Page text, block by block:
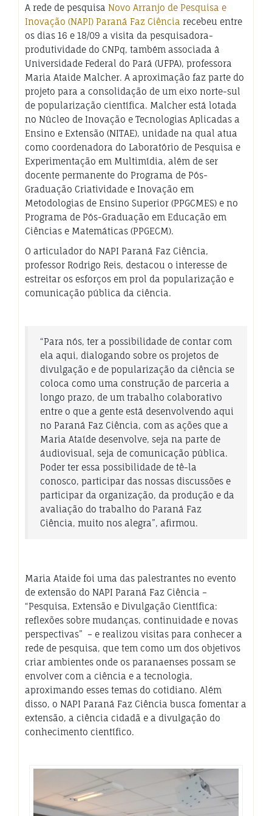
A rede de pesquisa Novo Arranjo de Pesquisa e
Inovação (NAPI) Paraná Faz Ciência recebeu entre
os dias 16 e 18/09 a visita da pesquisadora-
produtividade do CNPq, também associada à
Universidade Federal do Pará (UFPA), professora
Maria Ataide Malcher. A aproximação faz parte do
projeto para a consolidação de um eixo norte-sul
de popularização científica. Malcher está lotada
no Núcleo de Inovação e Tecnologias Aplicadas a
Ensino e Extensão (NITAE), unidade na qual atua
como coordenadora do Laboratório de Pesquisa e
Experimentação em Multimídia, além de ser
docente permanente do Programa de Pós-
Graduação Criatividade e Inovação em
Metodologias de Ensino Superior (PPGCMES) e no
Programa de Pós-Graduação em Educação em
Ciências e Matemáticas (PPGECM).
O articulador do NAPI Paraná Faz Ciência,
professor Rodrigo Reis, destacou o interesse de
estreitar os esforços em prol da popularização e
comunicação pública da ciência.
“Para nós, ter a possibilidade de contar com
ela aqui, dialogando sobre os projetos de
divulgação e de popularização da ciência se
coloca como uma construção de parceria a
longo prazo, de um trabalho colaborativo
entre o que a gente está desenvolvendo aqui
no Paraná Faz Ciência, com as ações que a
Maria Ataíde desenvolve, seja na parte de
áudiovisual, seja de comunicação pública.
Poder ter essa possibilidade de tê-la
conosco, participar das nossas discussões e
participar da organização, da produção e da
avaliação do trabalho do Paraná Faz
Ciência, muito nos alegra”, afirmou.
Maria Ataide foi uma das palestrantes no evento
de extensão do NAPI Paraná Faz Ciência –
“Pesquisa, Extensão e Divulgação Científica:
reflexões sobre mudanças, continuidade e novas
perspectivas” – e realizou visitas para conhecer a
rede de pesquisa, que tem como um dos objetivos
criar ambientes onde os paranaenses possam se
envolver com a ciência e a tecnologia,
aproximando esses temas do cotidiano. Além
disso, o NAPI Paraná Faz Ciência busca fomentar a
extensão, a ciência cidadã e a divulgação do
conhecimento científico.